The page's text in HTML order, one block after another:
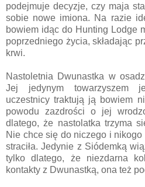
podejmuje decyzje, czy maja
sobie nowe imiona. Na razie
bowiem idąc do Hunting Lodge
poprzedniego życia, składając
krwi.
Nastoletnia Dwunastka w
Jej jedynym towarzyszem
uczestnicy traktują ją bowiem
powodu zazdrości o jej
dlatego, że nastolatka trzyma
Nie chce się do niczego i
straciła. Jedynie z Siódemką
tylko dlatego, że niezdarna
kontakty z Dwunastką, ona też